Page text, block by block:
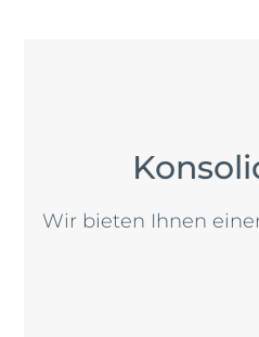
Wir bieten Ihnen